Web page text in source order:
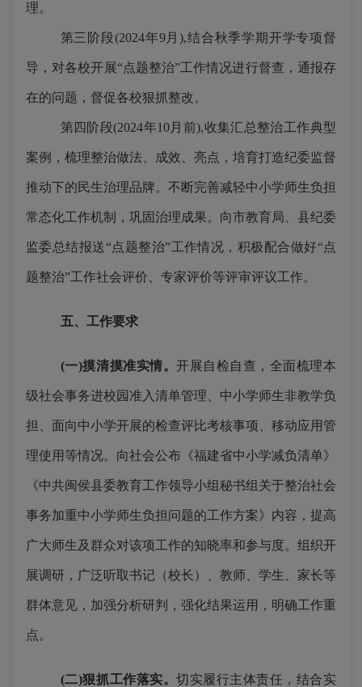
理。
第三 阶段(2024年9月),结合秋季学期开学专项督
导，对各校开展“点题整治”工作情况进行督查，通报存
在的问题，督促各校狠抓整改。
第 四 阶段(2024年10月前),收集汇总整治工作典型
案例，梳理整治做法、成效、亮点，培育打造纪委监督
推动下的民生治理品牌。不断完善减轻中小学师生负担
常态化工作机制，巩固治理成果。向市教育局、 县纪委
监委总结报送 “点题整治”工作情况，积极配合做好“点
题整治”工作社会评价、专家评价等评审评议工作。
五、工作要求
(一)摸清摸准实情。开展自检自查，全面梳理本
级社会事务进校园准入清单管理、中小学师生非教学负
担、面向中小学开展的检查评比考核事项、移动应用管
理使用等情况。向社会公布《福建省中小学减负清单》
《中共闽侯县委教育工作领导小组秘书组关于整治社会
事务加重中小学师生负担问题的工作方案》内容，提高
广大师生及群众对该项工作的知晓率和参与度。 组织开
展调研，广泛听取书记（校长）、教师、学生、家长等
群体意见，加强分析研判，强化结果运用，明确工作重
点。
(二)狠抓工作落实。切实履行主体责任，结合实